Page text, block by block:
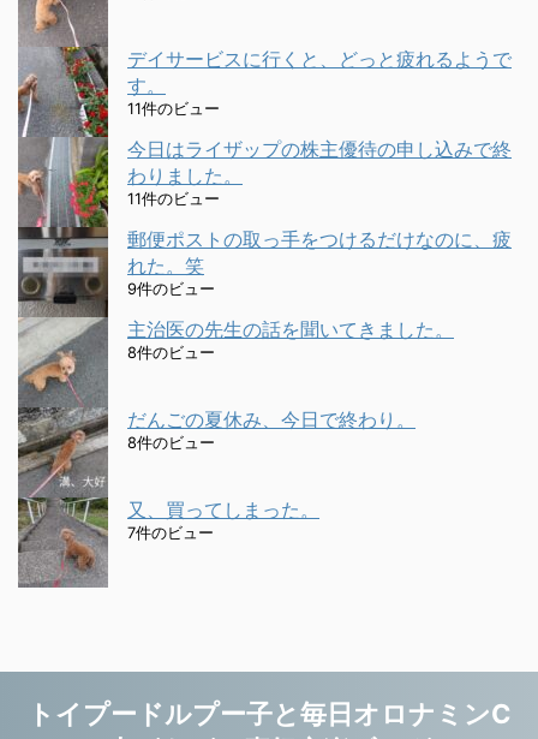
デイサービスに行くと、どっと疲れるようで
す。
11件のビュー
今日はライザップの株主優待の申し込みで終
わりました。
11件のビュー
郵便ポストの取っ手をつけるだけなのに、疲
れた。笑
9件のビュー
主治医の先生の話を聞いてきました。
8件のビュー
だんごの夏休み、今日で終わり。
8件のビュー
又、買ってしまった。
7件のビュー
トイプードルプー子と毎日オロナミンC